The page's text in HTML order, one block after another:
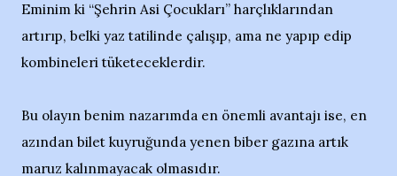
Eminim ki “Şehrin Asi Çocukları” harçlıklarından
artırıp, belki yaz tatilinde çalışıp, ama ne yapıp edip
kombineleri tüketeceklerdir.
Bu olayın benim nazarımda en önemli avantajı ise, en
azından bilet kuyruğunda yenen biber gazına artık
maruz kalınmayacak olmasıdır.